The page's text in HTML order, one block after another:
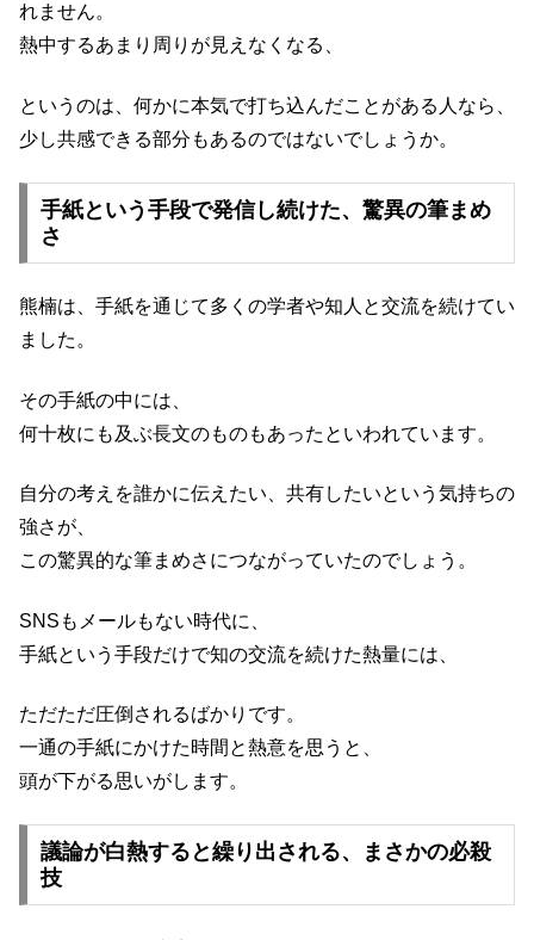
れません。
熱中するあまり周りが見えなくなる、
というのは、何かに本気で打ち込んだことがある人なら、
少し共感できる部分もあるのではないでしょうか。
手紙という手段で発信し続けた、驚異の筆まめ
さ
熊楠は、手紙を通じて多くの学者や知人と交流を続けてい
ました。
その手紙の中には、
何十枚にも及ぶ長文のものもあったといわれています。
自分の考えを誰かに伝えたい、共有したいという気持ちの
強さが、
この驚異的な筆まめさにつながっていたのでしょう。
SNSもメールもない時代に、
手紙という手段だけで知の交流を続けた熱量には、
ただただ圧倒されるばかりです。
一通の手紙にかけた時間と熱意を思うと、
頭が下がる思いがします。
議論が白熱すると繰り出される、まさかの必殺
技